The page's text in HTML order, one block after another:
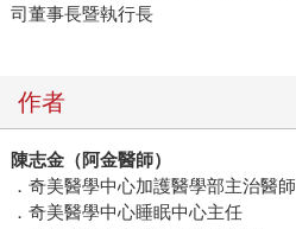
司董事長暨執行長
作者
陳志金（阿金醫師）
．奇美醫學中心加護醫學部主治醫師
．奇美醫學中心睡眠中心主任